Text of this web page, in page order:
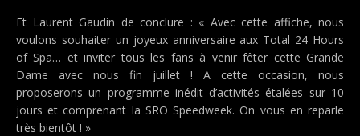
Et Laurent Gaudin de conclure : « Avec cette affiche, nous
voulons souhaiter un joyeux anniversaire aux Total 24 Hours
of Spa… et inviter tous les fans à venir fêter cette Grande
Dame avec nous fin juillet ! A cette occasion, nous
proposerons un programme inédit d’activités étalées sur 10
jours et comprenant la SRO Speedweek. On vous en reparle
très bientôt ! »